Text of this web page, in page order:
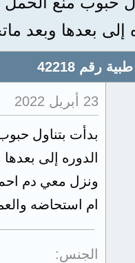
إلى بعدها وبعد
رقم 42218
23 أبريل 2022
ام استحاضه
الجنس